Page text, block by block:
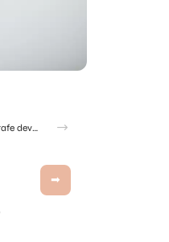
Et si votre whisky en carafe devenait la pièce maîtresse de votre salon ?